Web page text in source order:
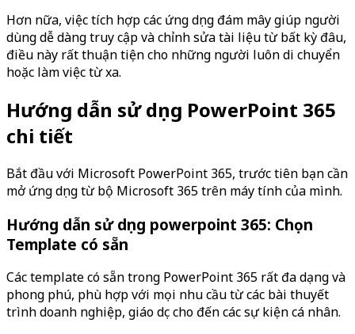
Hơn nữa, việc tích hợp các ứng dụng đám mây giúp người
dùng dễ dàng truy cập và chỉnh sửa tài liệu từ bất kỳ đâu,
điều này rất thuận tiện cho những người luôn di chuyển
hoặc làm việc từ xa.
Hướng dẫn sử dụng PowerPoint 365
chi tiết
Bắt đầu với Microsoft PowerPoint 365, trước tiên bạn cần
mở ứng dụng từ bộ Microsoft 365 trên máy tính của mình.
Hướng dẫn sử dụng powerpoint 365: Chọn
Template có sẵn
Các template có sẵn trong PowerPoint 365 rất đa dạng và
phong phú, phù hợp với mọi nhu cầu từ các bài thuyết
trình doanh nghiệp, giáo dục cho đến các sự kiện cá nhân.